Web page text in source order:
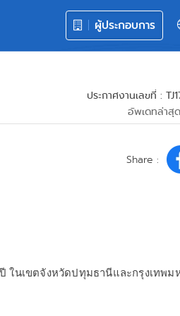
ผู้ประกอบการ
ประกาศงานเลขที่ :
อัพเดทล่าสุ
Share :
ในเขตจังหวัดปทุมธานีและกรุงเทพม